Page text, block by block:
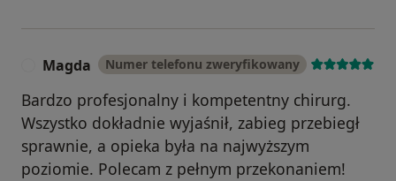
Magda Numer telefonu zweryfikowany
Bardzo profesjonalny i kompetentny chirurg.
Wszystko dokładnie wyjaśnił, zabieg przebiegł
sprawnie, a opieka była na najwyższym
poziomie. Polecam z pełnym przekonaniem!